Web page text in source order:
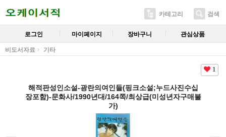
카테고리 검색
로그인 마이페이지 장바구니 관심상품
비도서자료 기타
1
해적판성인소설-광란의여인들(핑크소설;누드사진수십
장포함)-문화사/1990년대/164쪽/최상급(미성년자구매불
가)